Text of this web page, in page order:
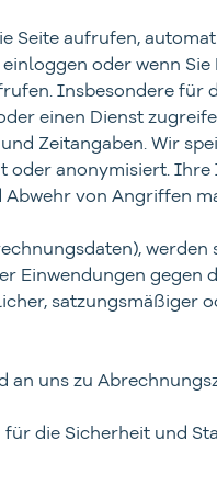
Seite aufrufen,
oder wenn
Insbesondere für
einen Dienst
Zeitangaben. Wir
anonymisiert. Ihre
von Angriffen
werden
Einwendungen gegen
satzungsmäßiger
an uns zu
die Sicherheit und